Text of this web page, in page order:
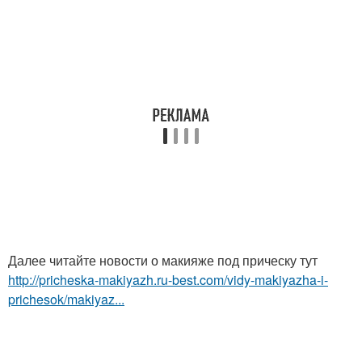
Далее читайте новости о макияже под прическу тут
http://pricheska-makiyazh.ru-best.com/vidy-makiyazha-i-
prichesok/makiyaz...